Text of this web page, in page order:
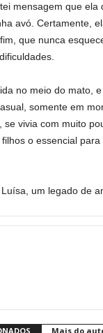
mensagem que
avó. Certamente,
que nunca
no meio do mato,
somente em
se vivia com muito
o essencial
Luísa, um legado de
Mais do